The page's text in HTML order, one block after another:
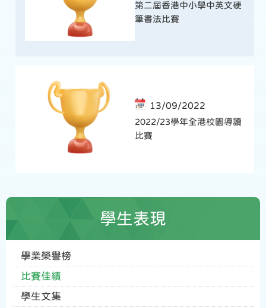
第二屆香港中小學中英文硬
筆書法比賽
13/09/2022
2022/23學年全港校園導讀
比賽
學生表現
學業榮譽榜
比賽佳績
學生文集